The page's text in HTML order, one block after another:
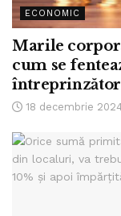
ECONOMIC
Marile
cum se
18 decembrie